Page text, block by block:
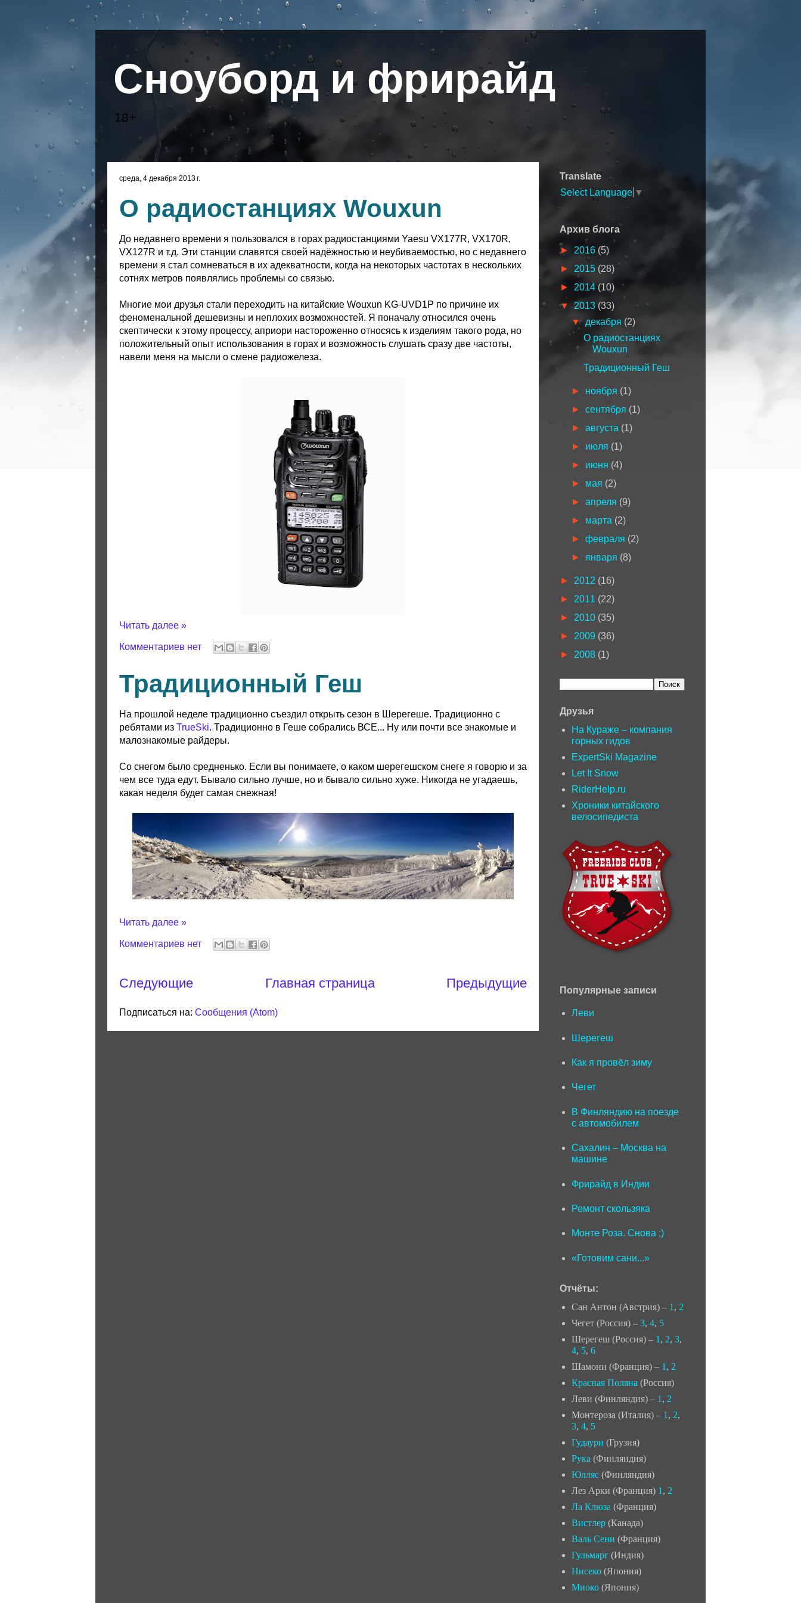
Сноуборд и фрирайд
18+
среда, 4 декабря 2013 г.
О радиостанциях Wouxun
До недавнего времени я пользовался в горах радиостанциями Yaesu VX177R, VX170R,
VX127R и т.д. Эти станции славятся своей надёжностью и неубиваемостью, но с недавнего
времени я стал сомневаться в их адекватности, когда на некоторых частотах в нескольких
сотнях метров появлялись проблемы со связью.
Многие мои друзья стали переходить на китайские Wouxun KG-UVD1P по причине их
феноменальной дешевизны и неплохих возможностей. Я поначалу относился очень
скептически к этому процессу, априори настороженно относясь к изделиям такого рода, но
положительный опыт использования в горах и возможность слушать сразу две частоты,
навели меня на мысли о смене радиожелеза.
Читать далее »
Комментариев нет
Традиционный Геш
На прошлой неделе традиционно съездил открыть сезон в Шерегеше. Традиционно с
ребятами из TrueSki. Традиционно в Геше собрались ВСЕ... Ну или почти все знакомые и
малознакомые райдеры.
Со снегом было средненько. Если вы понимаете, о каком шерегешском снеге я говорю и за
чем все туда едут. Бывало сильно лучше, но и бывало сильно хуже. Никогда не угадаешь,
какая неделя будет самая снежная!
Читать далее »
Комментариев нет
Следующие Предыдущие
Главная страница
Подписаться на: Сообщения (Atom)
Translate
Select Language ▼
Архив блога
► 2016 (5)
► 2015 (28)
► 2014 (10)
▼ 2013 (33)
▼ декабря (2)
О радиостанциях
Wouxun
Традиционный Геш
► ноября (1)
►сентября (1)
►августа (1)
► июля (1)
► июня (4)
► мая (2)
►апреля (9)
► марта (2)
►февраля (2)
► января (8)
► 2012 (16)
► 2011 (22)
► 2010 (35)
► 2009 (36)
► 2008 (1)
Друзья
На Кураже – компания
горных гидов
ExpertSki Magazine
Let It Snow
RiderHelp.ru
Хроники китайского
велосипедиста
Популярные записи
Леви
Шерегеш
Как я провёл зиму
Чегет
В Финляндию на поезде
с автомобилем
Сахалин – Москва на
машине
Фрирайд в Индии
Ремонт скользяка
Монте Роза. Снова ;)
«Готовим сани...»
Отчёты:
Сан Антон (Австрия) – 1 , 2
Чегет (Россия) – 3, 4, 5
Шерегеш (Россия) – 1 , 2, 3,
4, 5, 6
Шамони (Франция) – 1 , 2
Красная Поляна (Россия)
Леви (Финляндия) – 1 , 2
Монтероза (Италия) – 1 , 2,
3, 4, 5
Гудаури (Грузия)
Рука (Финляндия)
Юлляс (Финляндия)
Лез Арки (Франция) 1 , 2
Ла Клюза (Франция)
Вистлер (Канада)
Валь Сени (Франция)
Гульмарг (Индия)
Нисеко (Япония)
Миоко (Япония)